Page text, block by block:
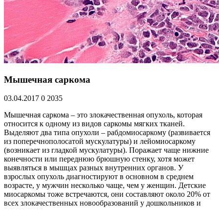
Мышечная саркома
03.04.2017 0 2035
Мышечная саркома – это злокачественная опухоль, которая
относится к одному из видов саркомы мягких тканей.
Выделяют два типа опухоли – рабдомиосаркому (развивается
из поперечнополосатой мускулатуры) и лейомиосаркому
(возникает из гладкой мускулатуры). Поражает чаще нижние
конечности или переднюю брюшную стенку, хотя может
выявляться в мышцах разных внутренних органов. У
взрослых опухоль диагностируют в основном в среднем
возрасте, у мужчин несколько чаще, чем у женщин. Детские
миосаркомы тоже встречаются, они составляют около 20% от
всех злокачественных новообразований у дошкольников и